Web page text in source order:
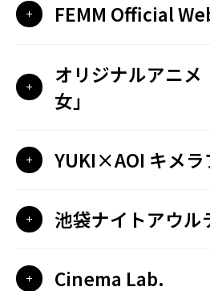
FEMM Official
オリジナルアニメ
女」
YUKI×AOI キメラ
池袋ナイトアウル
Cinema Lab.